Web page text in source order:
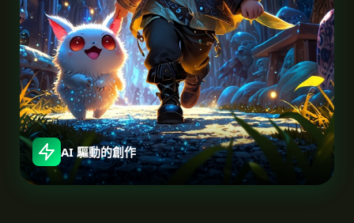
AI 驅動的創作